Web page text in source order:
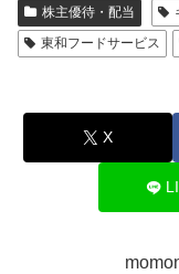
株主優待・配当
東和フードサービス
X